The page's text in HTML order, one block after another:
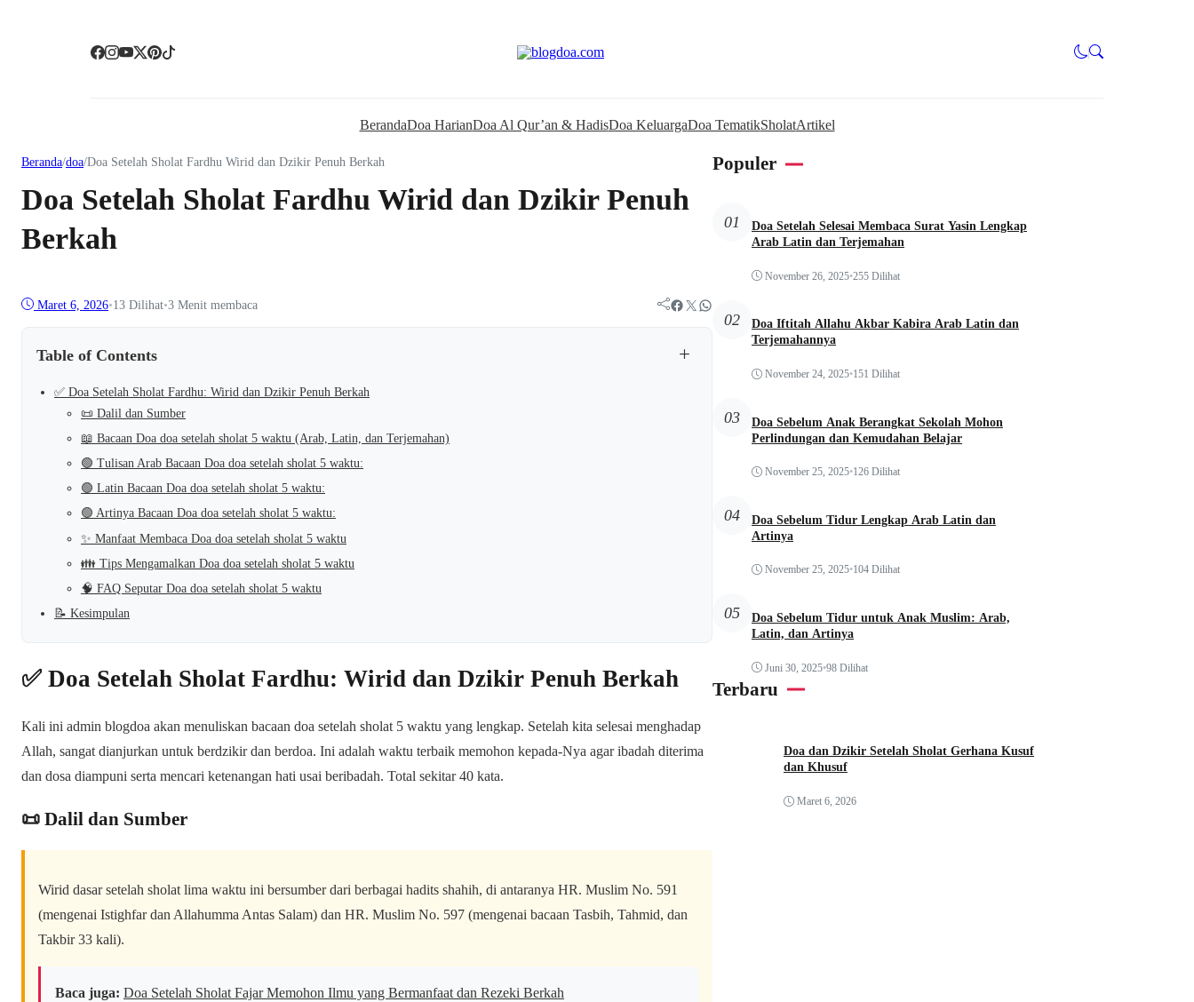
BerandaDoa HarianDoa Al Qur’an & HadisDoa KeluargaDoa TematikSholatArtikel
Beranda/doa/Doa Setelah Sholat Fardhu Wirid dan Dzikir Penuh Berkah
Doa Setelah Sholat Fardhu Wirid dan Dzikir Penuh
Berkah
Maret 6, 2026•13 Dilihat•3 Menit membaca Facebook Twitter WhatsApp
Table of Contents +
✅ Doa Setelah Sholat Fardhu: Wirid dan Dzikir Penuh Berkah
📜 Dalil dan Sumber
📖 Bacaan Doa doa setelah sholat 5 waktu (Arab, Latin, dan Terjemahan)
🟢 Tulisan Arab Bacaan Doa doa setelah sholat 5 waktu:
🟢 Latin Bacaan Doa doa setelah sholat 5 waktu:
🟢 Artinya Bacaan Doa doa setelah sholat 5 waktu:
✨ Manfaat Membaca Doa doa setelah sholat 5 waktu
👪 Tips Mengamalkan Doa doa setelah sholat 5 waktu
🧠 FAQ Seputar Doa doa setelah sholat 5 waktu
📝 Kesimpulan
✅ Doa Setelah Sholat Fardhu: Wirid dan Dzikir Penuh Berkah
Kali ini admin blogdoa akan menuliskan bacaan doa setelah sholat 5 waktu yang lengkap. Setelah kita selesai menghadap
Allah, sangat dianjurkan untuk berdzikir dan berdoa. Ini adalah waktu terbaik memohon kepada-Nya agar ibadah diterima
dan dosa diampuni serta mencari ketenangan hati usai beribadah. Total sekitar 40 kata.
📜 Dalil dan Sumber
Wirid dasar setelah sholat lima waktu ini bersumber dari berbagai hadits shahih, di antaranya HR. Muslim No. 591
(mengenai Istighfar dan Allahumma Antas Salam) dan HR. Muslim No. 597 (mengenai bacaan Tasbih, Tahmid, dan
Takbir 33 kali).
Baca juga: Doa Setelah Sholat Fajar Memohon Ilmu yang Bermanfaat dan Rezeki Berkah
Populer
01
Doa Setelah Selesai Membaca Surat Yasin Lengkap
Arab Latin dan Terjemahan
November 26, 2025•255 Dilihat
02
Doa Iftitah Allahu Akbar Kabira Arab Latin dan
Terjemahannya
November 24, 2025•151 Dilihat
03
Doa Sebelum Anak Berangkat Sekolah Mohon
Perlindungan dan Kemudahan Belajar
November 25, 2025•126 Dilihat
04
Doa Sebelum Tidur Lengkap Arab Latin dan
Artinya
November 25, 2025•104 Dilihat
05
Doa Sebelum Tidur untuk Anak Muslim: Arab,
Latin, dan Artinya
Juni 30, 2025•98 Dilihat
Terbaru
Doa dan Dzikir Setelah Sholat Gerhana Kusuf
dan Khusuf
Maret 6, 2026